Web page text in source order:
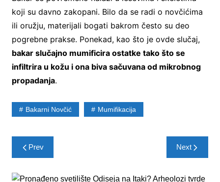
koji su davno zakopani. Bilo da se radi o novčićima
ili oružju, materijali bogati bakrom često su deo
pogrebne prakse. Ponekad, kao što je ovde slučaj,
bakar slučajno mumificira ostatke tako što se
infiltrira u kožu i ona biva sačuvana od mikrobnog
propadanja.
Bakarni Novčić Mumifikacija
Post
navigation
Prev Next